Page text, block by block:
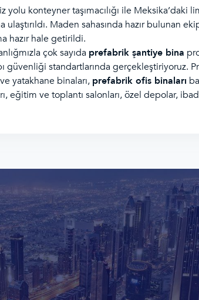
yolu konteyner taşımacılığı ile Meksika’daki
ulaştırıldı. Maden sahasında hazır bulunan
hazır hale getirildi.
çok sayıda prefabrik şantiye bina
güvenliği standartlarında gerçekleştiriyoruz.
ve yatakhane binaları, prefabrik ofis binaları
eğitim ve toplantı salonları, özel depolar,